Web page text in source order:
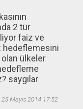
2 tür
faiz ve
hedeflemesini
ülkeler
saygılar
25 Mayıs 2014 17:52